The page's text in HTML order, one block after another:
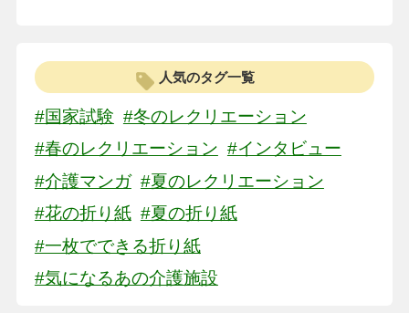
人気のタグ一覧
#国家試験 #冬のレクリエーション
#春のレクリエーション #インタビュー
#介護マンガ #夏のレクリエーション
#花の折り紙 #夏の折り紙
#一枚でできる折り紙
#気になるあの介護施設